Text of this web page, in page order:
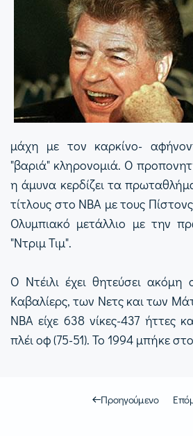
μάχη με τον καρκίνο-
"βαριά" κληρονομιά. Ο
η άμυνα κερδίζει τα
τίτλους στο ΝΒΑ με τους
Ολυμπιακό μετάλλιο με την
"Ντριμ Τιμ".
Ο Ντέιλι έχει θητεύσει
Καβαλίερς, των Νετς και των
ΝΒΑ είχε 638 νίκες-437 ήττες
πλέι οφ (75-51). Το 1994 μπήκε
Προηγούμενο